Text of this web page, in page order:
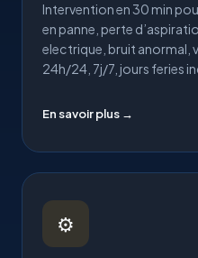
Intervention en 30 min
en panne, perte
electrique, bruit anormal,
24h/24, 7j/7, jours feries
En savoir plus →
⚙